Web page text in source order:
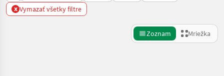
x Vymazať všetky filtre
Zoznam Mriežka